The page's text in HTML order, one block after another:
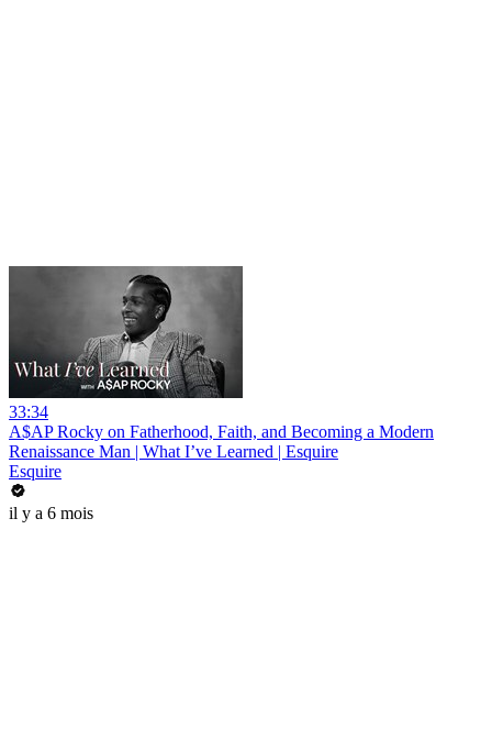
33:34
A$AP Rocky on Fatherhood, Faith, and Becoming a Modern
Renaissance Man | What I’ve Learned | Esquire
Esquire
il y a 6 mois